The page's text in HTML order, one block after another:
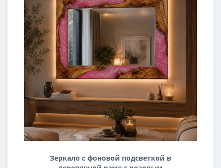
Зеркало с фоновой подсветкой в